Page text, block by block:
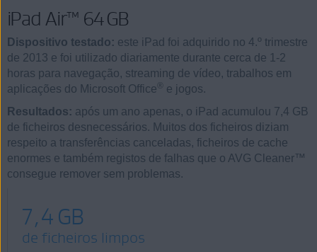
iPad Air™ 64 GB
Dispositivo testado: este iPad foi adquirido no 4.º trimestre
de 2013 e foi utilizado diariamente durante cerca de 1-2
horas para navegação, streaming de vídeo, trabalhos em
aplicações do Microsoft Office ®
e jogos.
Resultados: após um ano apenas, o iPad acumulou 7,4 GB
de ficheiros desnecessários. Muitos dos ficheiros diziam
respeito a transferências canceladas, ficheiros de cache
enormes e também registos de falhas que o AVG Cleaner™
consegue remover sem problemas.
7,4 GB
de ficheiros limpos